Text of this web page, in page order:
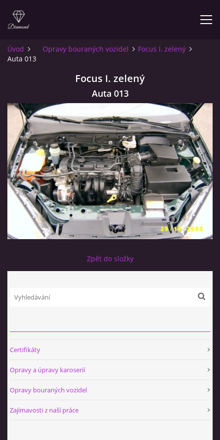
ÚVOD
INFO PRO ZÁKAZNÍKY
KONTAKT
© 2026 eStránky.cz
Úvod Opravy bouraných vozidel
Focus I. zelený
Auta 013
Focus I. zelený
Auta 013
Zpět do složky
Certifikáty
Opravy a úpravy karoserií
Opravy bouraných vozidel
Zajímavosti z naší práce